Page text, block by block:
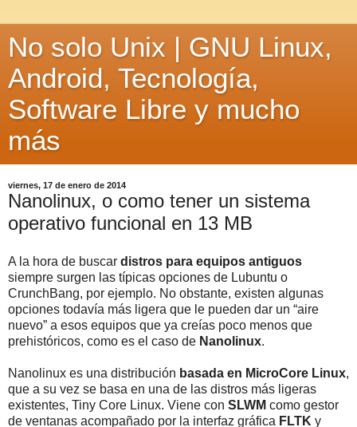
No solo Unix | GNU Linux,
Android, Tecnología,
Software Libre y mucho
más
viernes, 17 de enero de 2014
Nanolinux, o como tener un sistema
operativo funcional en 13 MB
A la hora de buscar distros para equipos antiguos
siempre surgen las típicas opciones de Lubuntu o
CrunchBang, por ejemplo. No obstante, existen algunas
opciones todavía más ligera que le pueden dar un “aire
nuevo” a esos equipos que ya creías poco menos que
prehistóricos, como es el caso de Nanolinux.
Nanolinux es una distribución basada en MicroCore Linux,
que a su vez se basa en una de las distros más ligeras
existentes, Tiny Core Linux. Viene con SLWM como gestor
de ventanas acompañado por la interfaz gráfica FLTK y